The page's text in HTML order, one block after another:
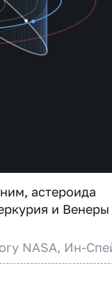
астероида
и Венеры
NASA, Ин-